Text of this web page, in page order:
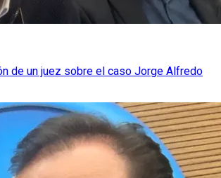
de un juez sobre el caso Jorge Alfredo